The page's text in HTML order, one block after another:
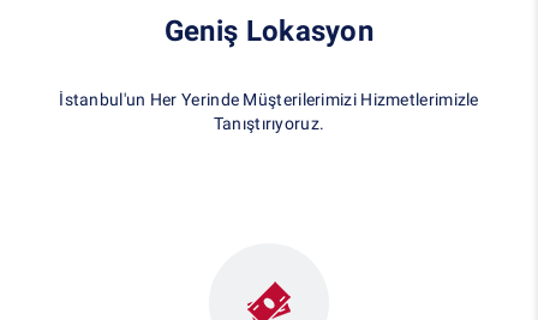
Geniş Lokasyon
İstanbul'un Her Yerinde Müşterilerimizi Hizmetlerimizle
Tanıştırıyoruz.